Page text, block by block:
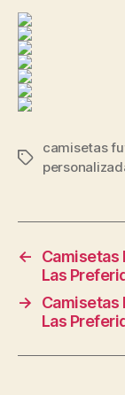
Etiquetas
camisetas
←
Camisetas
Las
→
Camisetas
Las